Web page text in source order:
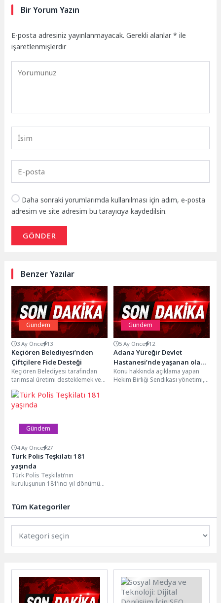
Bir Yorum Yazın
E-posta adresiniz yayınlanmayacak. Gerekli alanlar* ile
işaretlenmişlerdir
Daha sonraki yorumlarımda kullanılması için adım, e-posta
adresim ve site adresim bu tarayıcıya kaydedilsin.
GÖNDER
Benzer Yazılar
Gündem
3 Ay Önce 13
Keçiören Belediyesi’nden
Çiftçilere Fide Desteği
Keçiören Belediyesi tarafından
tarımsal üretimi desteklemek ve
geliştirmek amacıyla ilçede
faaliyet gösteren, Çiftçi Kayıt
Sistemi’ne...
Gündem
5 Ay Önce 12
Adana Yüreğir Devlet
Hastanesi’nde yaşanan olay
kabul edilemez!
Konu hakkında açıklama yapan
Hekim Birliği Sendikası yönetimi,
Gündem
4 Ay Önce 27
Türk Polis Teşkilatı 181
yaşında
Türk Polis Teşkilatı’nın
kuruluşunun 181’inci yıl dönümü
düzenlendi. Kemer Cumhuriyet...
Tüm Kategoriler